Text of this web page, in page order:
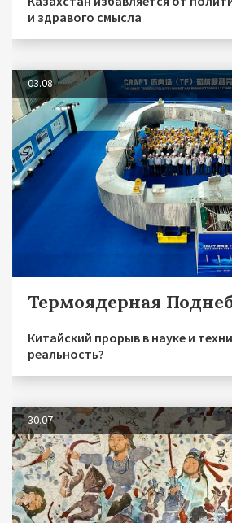
и здравого смысла
03.08
Термоядерная
Китайский прорыв в науке и
реальность?
30.07